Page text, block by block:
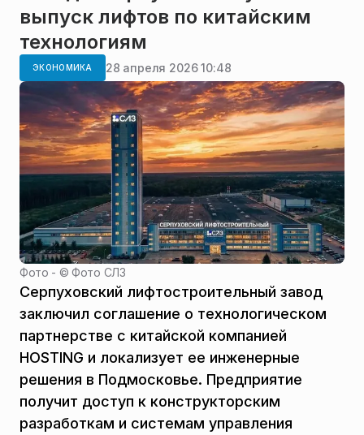
выпуск лифтов по китайским
технологиям
ЭКОНОМИКА 28 апреля 2026 10:48
Фото - ©Фото СЛЗ
Серпуховский лифтостроительный завод
заключил соглашение о технологическом
партнерстве с китайской компанией
HOSTING и локализует ее инженерные
решения в Подмосковье. Предприятие
получит доступ к конструкторским
разработкам и системам управления